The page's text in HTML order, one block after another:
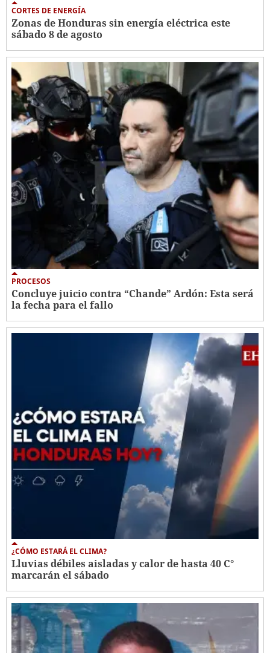
CORTES DE ENERGÍA
Zonas de Honduras sin energía eléctrica este
sábado 8 de agosto
PROCESOS
Concluye juicio contra “Chande” Ardón: Esta será
la fecha para el fallo
¿CÓMO ESTARÁ EL CLIMA?
Lluvias débiles aisladas y calor de hasta 40 C°
marcarán el sábado